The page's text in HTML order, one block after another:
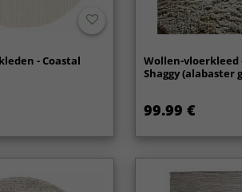
- Coastal
Wollen-vloerkleed
Shaggy (alabaster
99.99 €